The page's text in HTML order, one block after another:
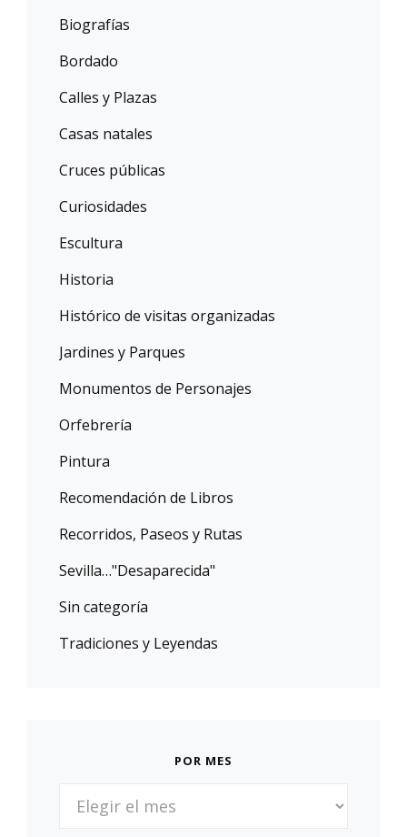
Biografías
Bordado
Calles y Plazas
Casas natales
Cruces públicas
Curiosidades
Escultura
Historia
Histórico de visitas organizadas
Jardines y Parques
Monumentos de Personajes
Orfebrería
Pintura
Recomendación de Libros
Recorridos, Paseos y Rutas
Sevilla…"Desaparecida"
Sin categoría
Tradiciones y Leyendas
POR MES